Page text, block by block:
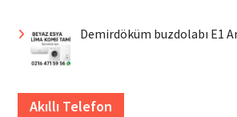
Demirdöküm buzdolabı E1
Akıllı Telefon